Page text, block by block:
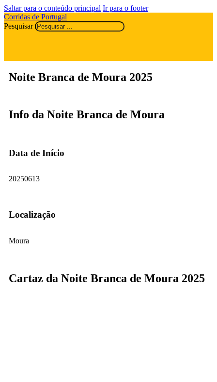
Saltar para o conteúdo principal Ir para o footer
Corridas de Portugal
Pesquisar
Noite Branca de Moura 2025
Info da Noite Branca de Moura
Data de Início
20250613
Localização
Moura
Cartaz da Noite Branca de Moura 2025